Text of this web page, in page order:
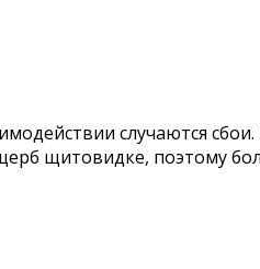
случаются
щитовидке, поэтому